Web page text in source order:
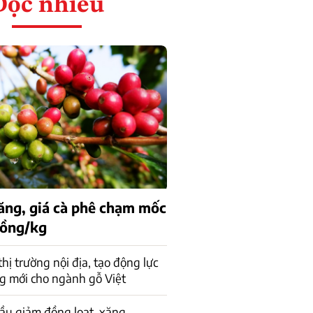
nhiều
giá cà phê chạm mốc
kg
trường nội địa, tạo động lực
mới cho ngành gỗ Việt